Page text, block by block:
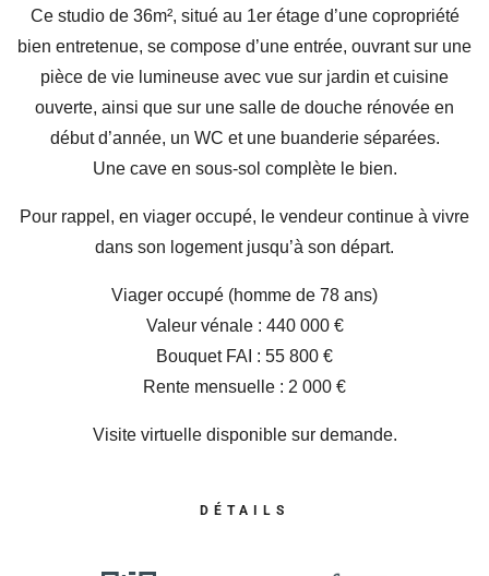
Ce studio de 36m², situé au 1er étage d’une copropriété
bien entretenue, se compose d’une entrée, ouvrant sur une
pièce de vie lumineuse avec vue sur jardin et cuisine
ouverte, ainsi que sur une salle de douche rénovée en
début d’année, un WC et une buanderie séparées.
Une cave en sous-sol complète le bien.
Pour rappel, en viager occupé, le vendeur continue à vivre
dans son logement jusqu’à son départ.
Viager occupé (homme de 78 ans)
Valeur vénale : 440 000 €
Bouquet FAI : 55 800 €
Rente mensuelle : 2 000 €
Visite virtuelle disponible sur demande.
DÉTAILS